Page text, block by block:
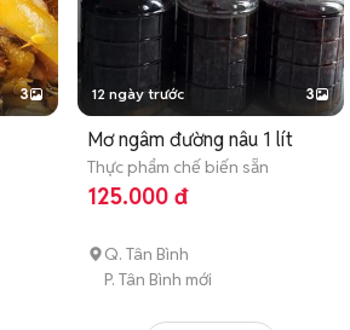
3 12 ngày trước 3
Mơ ngâm đường nâu 1 lít
Thực phẩm chế biến sẵn
125.000 đ
Q. Tân Bình
P. Tân Bình mới